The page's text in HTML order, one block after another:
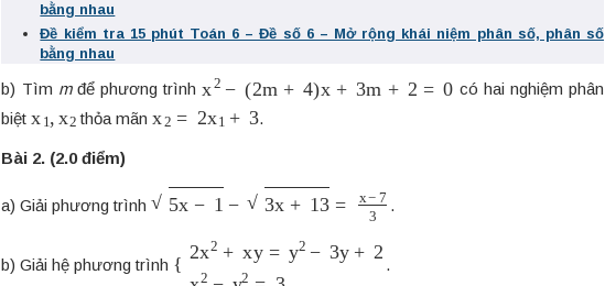
bằng nhau
Đề kiểm tra 15 phút Toán 6 – Đề số 6 – Mở rộng khái niệm phân số, phân số
bằng nhau
b) Tìm mđể phương trình 2 2m + +2
có hai nghiệm phân
biệt
thỏa mãn x .
Bài 2. (2.0 điểm)
a) Giải phương trình 5 x−1−3x 13 =x−73 .
b) Giải hệ phương trình { 2x2+x y=y 2−3y + 2x2 − y2 .